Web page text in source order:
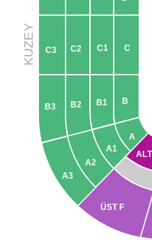
KUZE
Y
A
A1
A2
A3
B
B1
B2
B3
C
C1
C2
C3
AL
ÜST F